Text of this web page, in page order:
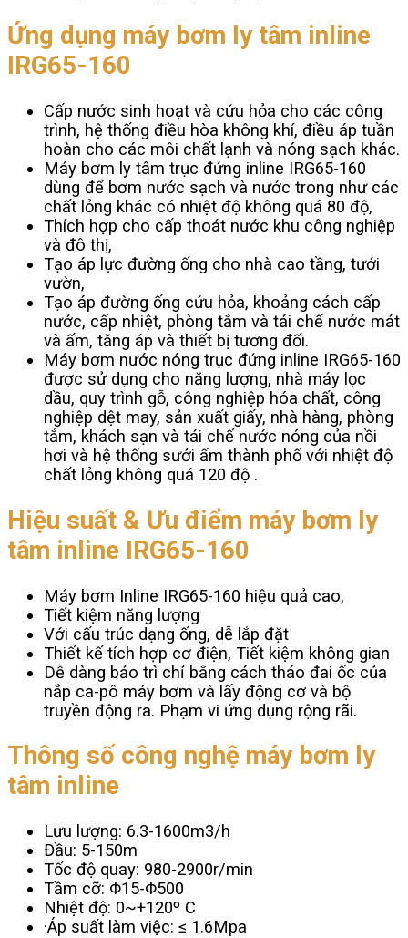
Ứng dụng máy bơm ly tâm inline
IRG65-160
Cấp nước sinh hoạt và cứu hỏa cho các công
trình, hệ thống điều hòa không khí, điều áp tuần
hoàn cho các môi chất lạnh và nóng sạch khác.
Máy bơm ly tâm trục đứng inline IRG65-160
dùng để bơm nước sạch và nước trong như các
chất lỏng khác có nhiệt độ không quá 80 độ,
Thích hợp cho cấp thoát nước khu công nghiệp
và đô thị,
Tạo áp lực đường ống cho nhà cao tầng, tưới
vườn,
Tạo áp đường ống cứu hỏa, khoảng cách cấp
nước, cấp nhiệt, phòng tắm và tái chế nước mát
và ấm, tăng áp và thiết bị tương đối.
Máy bơm nước nóng trục đứng inline IRG65-160
được sử dụng cho năng lượng, nhà máy lọc
dầu, quy trình gỗ, công nghiệp hóa chất, công
nghiệp dệt may, sản xuất giấy, nhà hàng, phòng
tắm, khách sạn và tái chế nước nóng của nồi
hơi và hệ thống sưởi ấm thành phố với nhiệt độ
chất lỏng không quá 120 độ .
Hiệu suất & Ưu điểm máy bơm ly
tâm inline IRG65-160
Máy bơm Inline IRG65-160 hiệu quả cao,
Tiết kiệm năng lượng
Với cấu trúc dạng ống, dễ lắp đặt
Thiết kế tích hợp cơ điện, Tiết kiệm không gian
Dễ dàng bảo trì chỉ bằng cách tháo đai ốc của
nắp ca-pô máy bơm và lấy động cơ và bộ
truyền động ra. Phạm vi ứng dụng rộng rãi.
Thông số công nghệ máy bơm ly
tâm inline
Lưu lượng: 6.3-1600m3/h
Đầu: 5-150m
Tốc độ quay: 980-2900r/min
Tầm cỡ: Φ15-Φ500
Nhiệt độ: 0~+120º C
·Áp suất làm việc: ≤ 1.6Mpa